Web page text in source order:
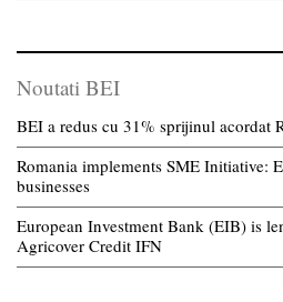
Noutati BEI
BEI a redus cu 31% sprijinul acordat
Romania implements SME Initiative:
businesses
European Investment Bank (EIB) is
Agricover Credit IFN